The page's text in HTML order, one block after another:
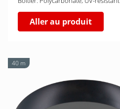
Aller au produit
40 m